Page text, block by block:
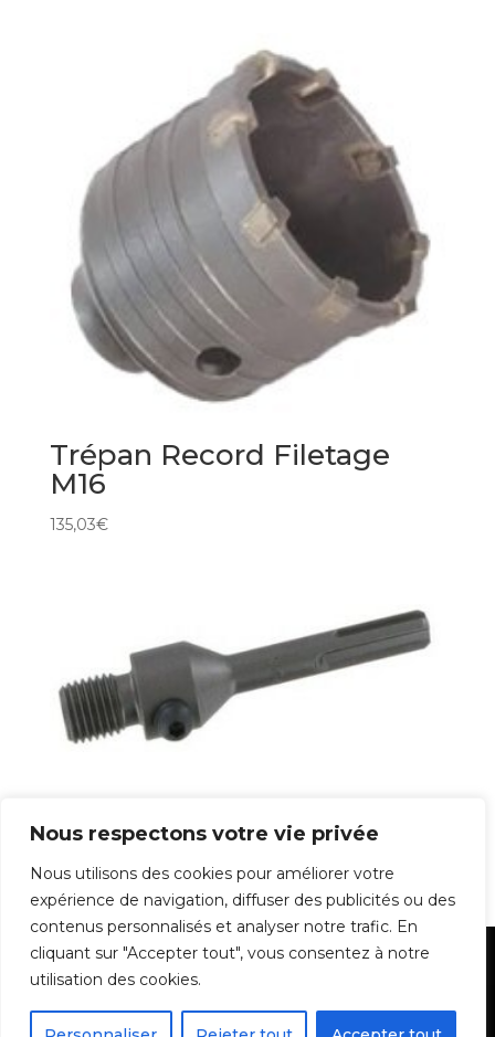
Nous respectons votre vie privée
Nous utilisons des cookies pour améliorer votre
expérience de navigation, diffuser des publicités ou des
contenus personnalisés et analyser notre trafic. En
cliquant sur "Accepter tout", vous consentez à notre
utilisation des cookies.
Trépan Record Filetage
M16
135,03€
Mentions Légales